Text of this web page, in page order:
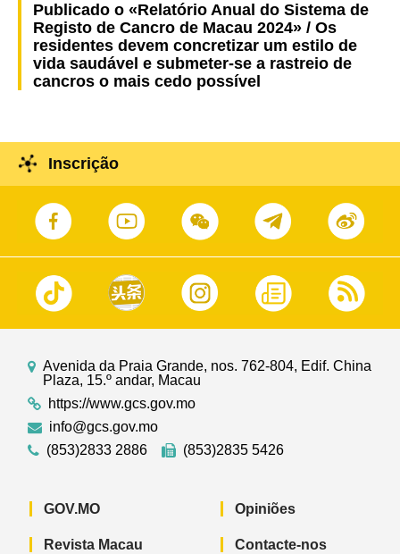
Publicado o «Relatório Anual do Sistema de
Registo de Cancro de Macau 2024» / Os
residentes devem concretizar um estilo de
vida saudável e submeter-se a rastreio de
cancros o mais cedo possível
Inscrição
Avenida da Praia Grande, nos. 762-804, Edif. China
Plaza, 15.º andar, Macau
https://www.gcs.gov.mo
info@gcs.gov.mo
(853)2833 2886
(853)2835 5426
GOV.MO
Revista Macau
Opiniões
Contacte-nos